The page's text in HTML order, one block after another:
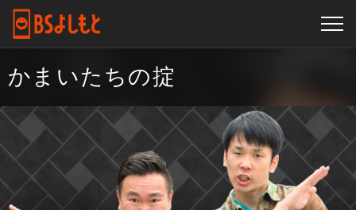
かまいたちの掟